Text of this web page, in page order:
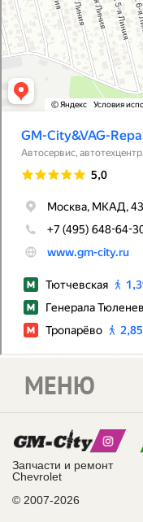
Запчасти и ремонт
Chevrolet
© 2007-2026
МЕНЮ